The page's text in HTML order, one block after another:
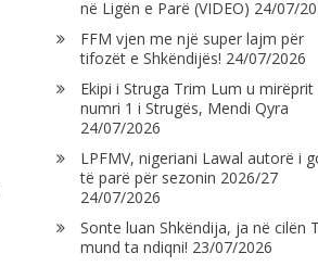
në Ligën e Parë (VIDEO) 24/07/
FFM vjen me një super lajm për
tifozët e Shkëndijës! 24/07/2026
Ekipi i Struga Trim Lum u mirëprit
numri 1 i Strugës, Mendi Qyra
24/07/2026
LPFMV, nigeriani Lawal autorë i
të parë për sezonin 2026/27
24/07/2026
Sonte luan Shkëndija, ja në cilën
mund ta ndiqni! 23/07/2026